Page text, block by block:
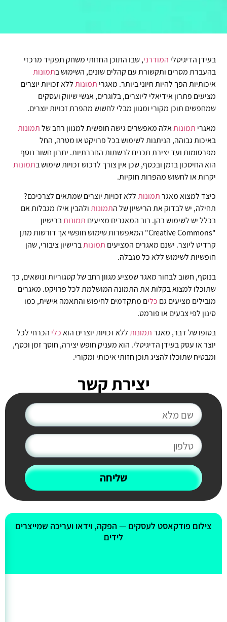
בעידן הדיגיטלי המודרני, שבו התוכן החזותי משחק תפקיד מרכזי
בהעברת מסרים ותקשורת עם קהלים שונים, השימוש בתמונות
איכותיות הפך להיות חיוני ביותר. מאגרי תמונותללא זכויות יוצרים
מציעים פתרון אידיאלי ליוצרים, בלוגרים, אנשי שיווק ועסקים
שמחפשים תוכן מקורי ומגוון מבלי לחשוש מהפרת זכויות יוצרים.
מאגרי תמונותאלה מאפשרים גישה חופשית למגוון רחב שלתמונות
באיכות גבוהה, הניתנות לשימוש בכל פרויקט או מטרה, החל
מפרסומות ועד יצירת תכנים לרשתות החברתיות. יתרון חשוב נוסף
הוא החיסכון בזמן ובכסף, שכן אין צורך לרכוש זכויות שימוש בתמונות
יקרות או לחשוש מהפרות חוקיות.
כיצד למצוא מאגרתמונותללא זכויות יוצרים שמתאים לצרכיכם?
תחילה, יש לבדוק את הרישיון של התמונותולהבין אילו מגבלות אם
בכלל יש לשימוש בהן. רוב המאגרים מציעים תמונותברישיון
"Creative Commons" המאפשרות שימוש חופשי אך דורשות מתן
קרדיט ליוצר. ישנם מאגרים המציעים תמונותברישיון ציבורי, שהן
חופשיות לשימוש ללא כל מגבלה.
בנוסף, חשוב לבחור מאגר שמציע מגוון רחב של קטגוריות ונושאים, כך
שתוכלו למצוא בקלות את התמונה המושלמת לכל פרויקט. מאגרים
מובילים מציעים גם כלים מתקדמים לחיפוש והתאמה אישית, כמו
סינון לפי צבעים או פורמט.
בסופו של דבר, מאגרתמונותללא זכויות יוצרים הואכלי הכרחי לכל
יוצר או עסק בעידן הדיגיטלי. הוא מעניק חופש יצירה, חוסך זמן וכסף,
ומבטיח שתוכלו להציג תוכן חזותי איכותי ומקורי.
יצירת קשר
שליחה
אולי יעניין אותך גם
צילום פודקאסט לעסקים — הפקה, וידאו ועריכה שמייצרים
לידים